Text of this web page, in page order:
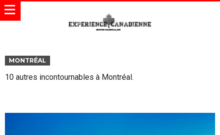
MONTRÉAL
10 autres incontournables à Montréal.